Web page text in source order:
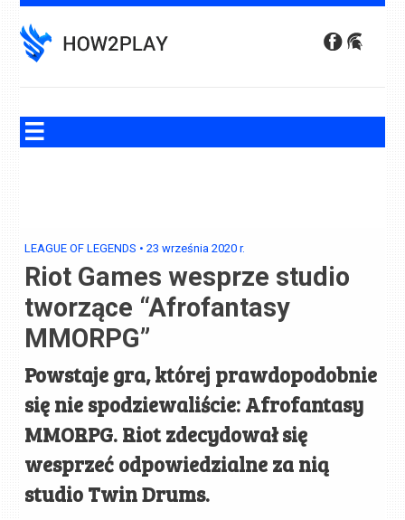
to
content
LEAGUE OF LEGENDS •23 września 2020 r.
Riot Games wesprze studio
tworzące “Afrofantasy
MMORPG”
Powstaje gra, której prawdopodobnie
się nie spodziewaliście: Afrofantasy
MMORPG. Riot zdecydował się
wesprzeć odpowiedzialne za nią
studio Twin Drums.